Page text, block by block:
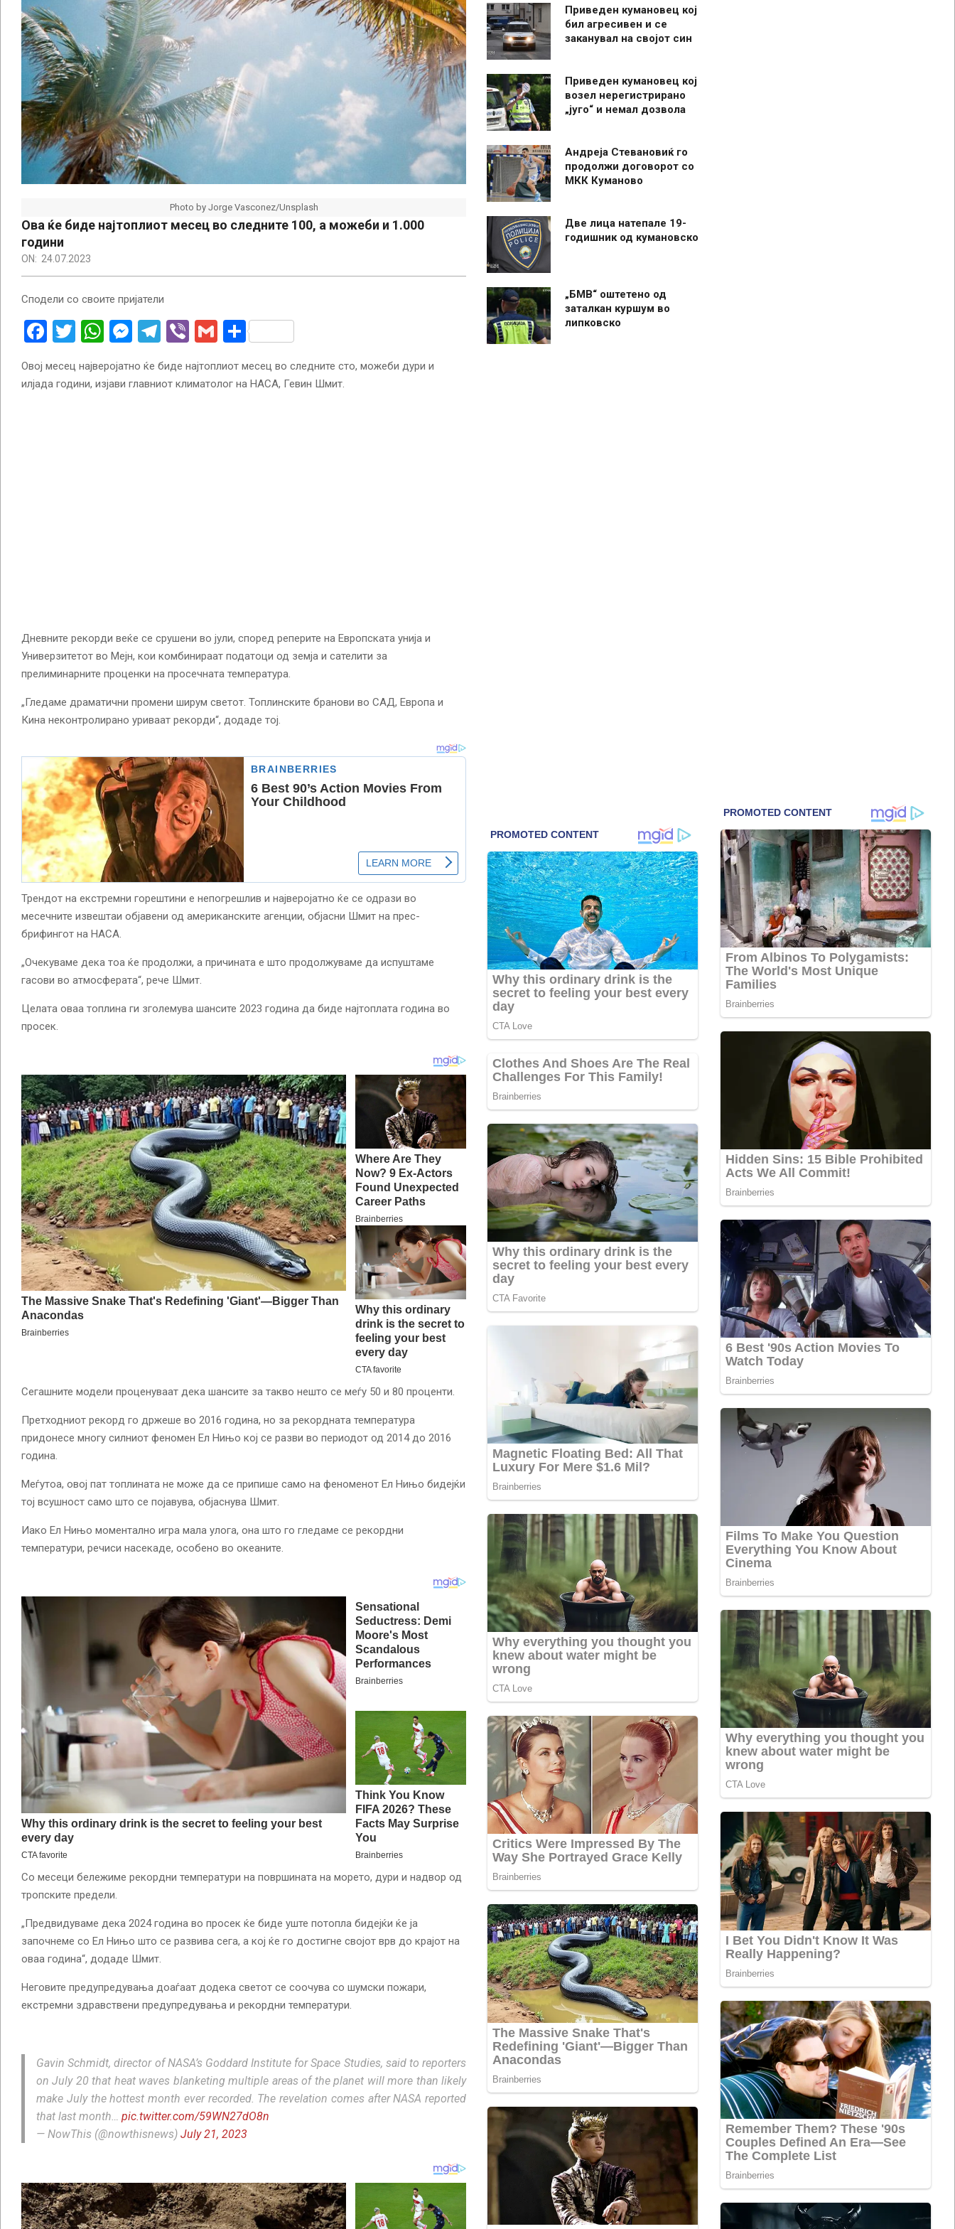
Photo by Jorge Vasconez/Unsplash
Ова ќе биде најтоплиот месец во следните 100, а можеби и 1.000
години
ON: 24.07.2023
Сподели со своите пријатели
Facebook
Twitter
WhatsApp
Messenger
Telegram
ViberGmailShare
Овој месец најверојатно ќе биде најтоплиот месец во следните сто, можеби дури и
илјада години, изјави главниот климатолог на НАСА, Гевин Шмит.
Дневните рекорди веќе се срушени во јули, според реперите на Европската унија и
Универзитетот во Мејн, кои комбинираат податоци од земја и сателити за
прелиминарните проценки на просечната температура.
„Гледаме драматични промени ширум светот. Топлинските бранови во САД, Европа и
Кина неконтролирано уриваат рекорди“, додаде тој.
Трендот на екстремни горештини е непогрешлив и најверојатно ќе се одрази во
месечните извештаи објавени од американските агенции, објасни Шмит на прес-
брифингот на НАСА.
„Очекуваме дека тоа ќе продолжи, а причината е што продолжуваме да испуштаме
гасови во атмосферата“, рече Шмит.
Целата оваа топлина ги зголемува шансите 2023 година да биде најтоплата година во
просек.
Сегашните модели проценуваат дека шансите за такво нешто се меѓу 50 и 80 проценти.
Претходниот рекорд го држеше во 2016 година, но за рекордната температура
придонесе многу силниот феномен Ел Нињо кој се разви во периодот од 2014 до 2016
година.
Меѓутоа, овој пат топлината не може да се припише само на феноменот Ел Нињо бидејќи
тој всушност само што се појавува, објаснува Шмит.
Иако Ел Нињо моментално игра мала улога, она што го гледаме се рекордни
температури, речиси насекаде, особено во океаните.
Со месеци бележиме рекордни температури на површината на морето, дури и надвор од
тропските предели.
„Предвидуваме дека 2024 година во просек ќе биде уште потопла бидејќи ќе ја
започнеме со Ел Нињо што се развива сега, а кој ќе го достигне својот врв до крајот на
оваа година“, додаде Шмит.
Неговите предупредувања доаѓаат додека светот се соочува со шумски пожари,
екстремни здравствени предупредувања и рекордни температури.
Gavin Schmidt, director of NASA’s Goddard Institute for Space Studies, said to reporters
on July 20 that heat waves blanketing multiple areas of the planet will more than likely
make July the hottest month ever recorded. The revelation comes after NASA reported
that last month… pic.twitter.com/59WN27dO8n
— NowThis (@nowthisnews) July 21, 2023
Приведен кумановец кој
бил агресивен и се
заканувал на својот син
Приведен кумановец кој
возел нерегистрирано
„југо“ и немал дозвола
Андреја Стевановиќ го
продолжи договорот со
МКК Куманово
Две лица натепале 19-
годишник од кумановско
„БМВ“ оштетено од
заталкан куршум во
липковско